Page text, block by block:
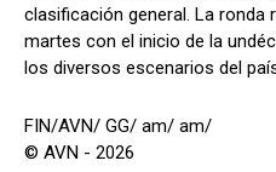
clasificación general. La ronda
martes con el inicio de la
los diversos escenarios del
FIN/AVN/ GG/ am/ am/
© AVN - 2026